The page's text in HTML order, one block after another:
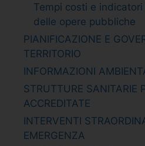
Tempi costi e
delle opere pubbliche
PIANIFICAZIONE E
TERRITORIO
INFORMAZIONI
STRUTTURE SANITARIE
ACCREDITATE
INTERVENTI
EMERGENZA